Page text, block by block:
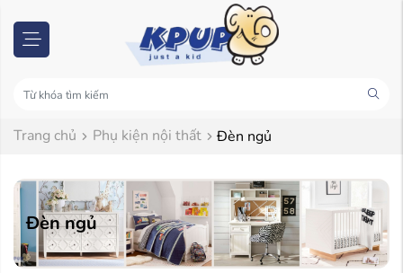
Trang chủ Phụ kiện nội thất Đèn ngủ
Đèn ngủ